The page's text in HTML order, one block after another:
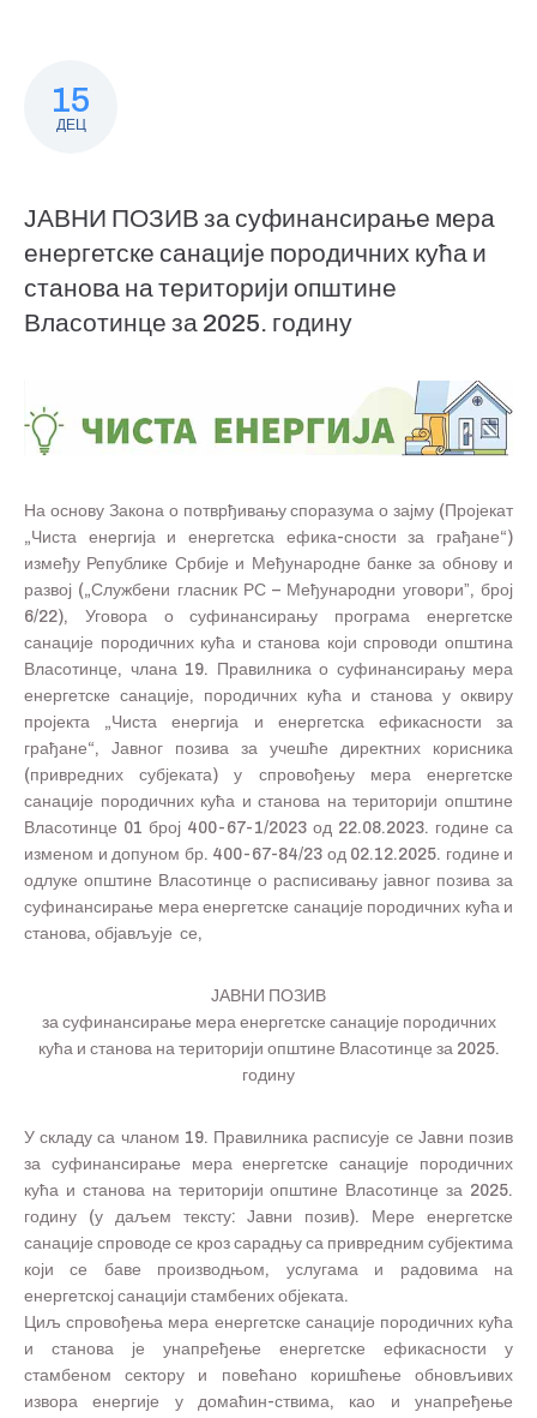
15
ДЕЦ
ЈАВНИ ПОЗИВ за суфинансирање мера
енергетске санације породичних кућа и
станова на територији општине
Власотинце за 2025. годину
На основу Закона о потврђивању споразума о зајму (Пројекат
„Чиста енергија и енергетска ефика-сности за грађане“)
између Републике Србије и Међународне банке за обнову и
развој („Службени гласник РС – Међународни уговориˮ, број
6/22), Уговора о суфинансирању програма енергетске
санације породичних кућа и станова који спроводи општина
Власотинце, члана 19. Правилника о суфинансирању мера
енергетске санације, породичних кућа и станова у оквиру
пројекта „Чиста енергија и енергетска ефикасности за
грађане“, Јавног позива за учешће директних корисника
(привредних субјеката) у спровођењу мера енергетске
санације породичних кућа и станова на територији општине
Власотинце 01 број 400-67-1/2023 од 22.08.2023. године са
изменом и допуном бр. 400-67-84/23 од 02.12.2025. године и
одлуке општине Власотинце о расписивању јавног позива за
суфинансирање мера енергетске санације породичних кућа и
станова, објављује се,
ЈАВНИ ПОЗИВ
за суфинансирање мера енергетске санације породичних
кућа и станова на територији општине Власотинце за 2025.
годину
У складу са чланом 19. Правилника расписује се Јавни позив
за суфинансирање мера енергетске санације породичних
кућа и станова на територији општине Власотинце за 2025.
годину (у даљем тексту: Јавни позив). Мере енергетске
санације спроводе се кроз сарадњу са привредним субјектима
који се баве производњом, услугама и радовима на
енергетској санацији стамбених објеката.
Циљ спровођења мера енергетске санације породичних кућа
и станова је унапређење енергетске ефикасности у
стамбеном сектору и повећано коришћење обновљивих
извора енергије у домаћин-ствима, као и унапређење